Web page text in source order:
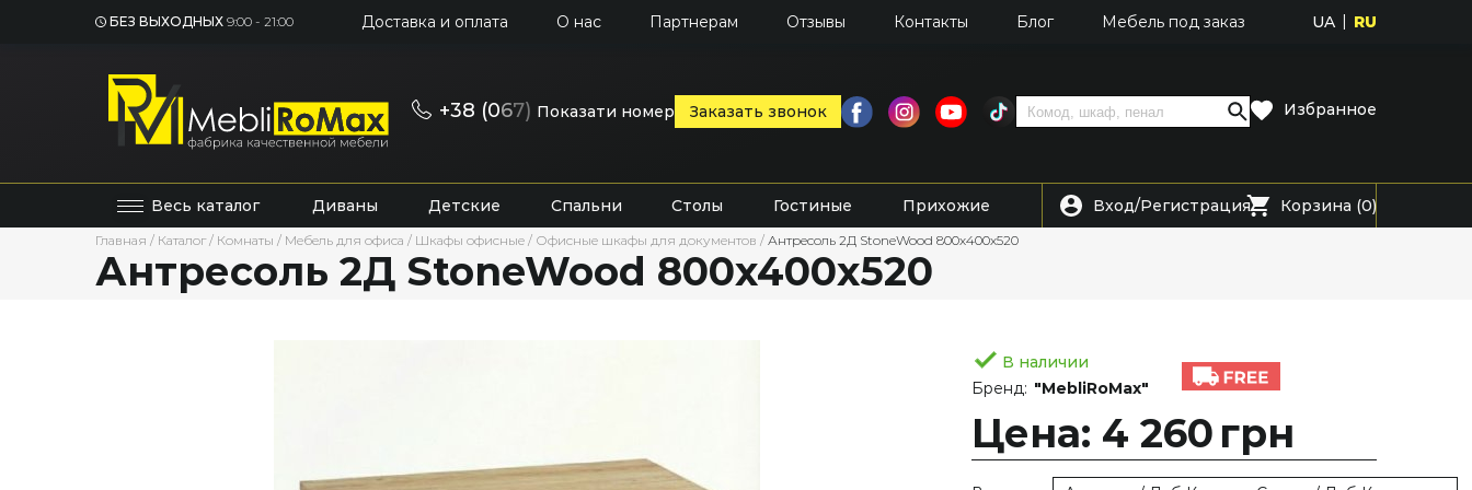
БЕЗ ВЫХОДНЫХ 9:00 - 21:00 Доставка и оплата О нас Партнерам Отзывы Контакты Блог Мебель под заказ UA RU
+38 (067) Показати номер Заказать звонок Избранное
Весь каталог Диваны Детские Спальни Столы Гостиные Прихожие Вход/Регистрация Корзина (0)
Главная / Каталог / Комнаты / Мебель для офиса / Шкафы офисные / Офисные шкафы для документов / Антресоль 2Д StoneWood 800х400х520
Антресоль 2Д StoneWood 800х400х520
В наличии
Бренд: "MebliRoMax"
Цена: 4 260 грн